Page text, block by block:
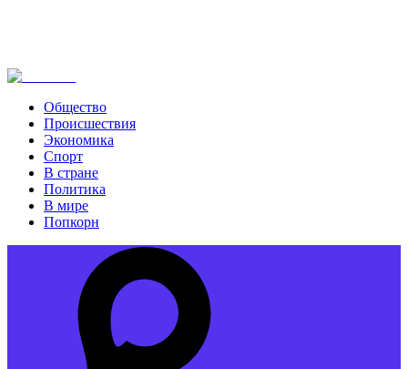
Общество
Происшествия
Экономика
Спорт
В стране
Политика
В мире
Попкорн